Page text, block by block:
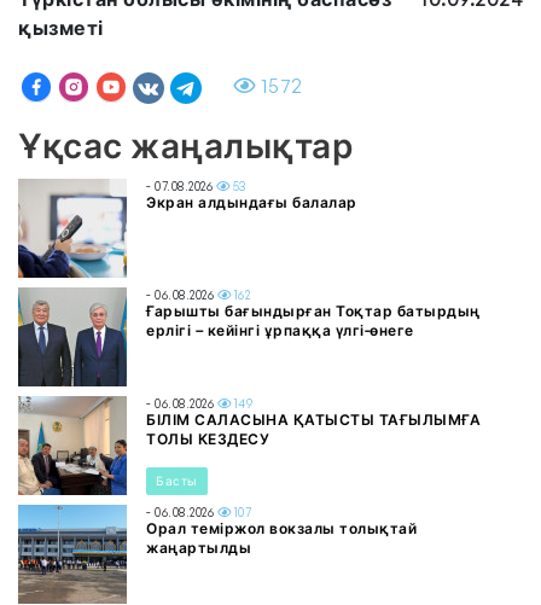
қызметі
1572
Ұқсас жаңалықтар
- 07.08.2026 53
Экран алдындағы балалар
- 06.08.2026 162
Ғарышты бағындырған Тоқтар батырдың
ерлігі – кейінгі ұрпаққа үлгі-өнеге
- 06.08.2026 149
БІЛІМ САЛАСЫНА ҚАТЫСТЫ ТАҒЫЛЫМҒА
ТОЛЫ КЕЗДЕСУ
Басты
- 06.08.2026 107
Орал теміржол вокзалы толықтай
жаңартылды